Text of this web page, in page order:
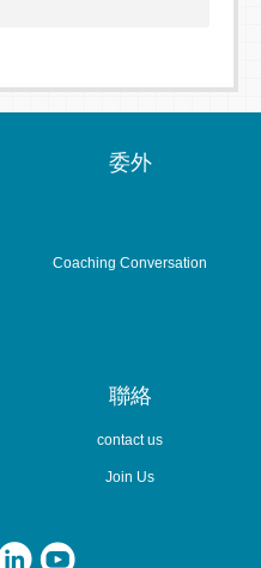
委外
Coaching Conversation
聯絡
contact us
Join Us